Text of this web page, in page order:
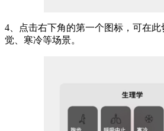
4、点击右下角的第一个图标，可在
觉、寒冷等场景。